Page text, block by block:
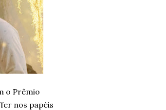
o Prêmio
nos papéis